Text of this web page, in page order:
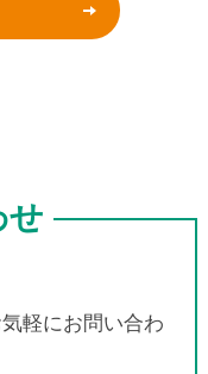
せ
軽にお問い合わ